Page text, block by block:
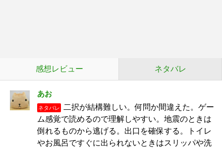
感想レビュー ネタバレ
あお
ネタバレ
二択が結構難しい。何問か間違えた。ゲー
ム感覚で読めるので理解しやすい。地震のときは
倒れるものから逃げる。出口を確保する。トイレ
やお風呂ですぐに出られないときはスリッパや洗